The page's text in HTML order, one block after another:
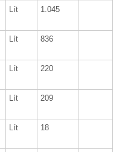
Lít 1.045
Lít 836
Lít 220
Lít 209
Lít 18